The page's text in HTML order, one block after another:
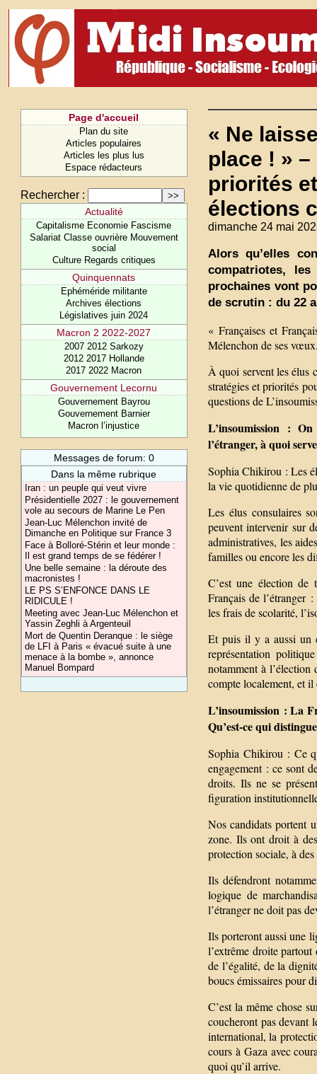
Page d'accueil
Plan du site
Articles populaires
Articles les plus lus
Espace rédacteurs
Rechercher :
Actualité
Capitalisme Economie Fascisme
Salariat Classe ouvrière Mouvement
social
Culture Regards critiques
Quinquennats
Ephéméride militante
Archives élections
Législatives juin 2024
Macron 2 2022-2027
2007 2012 Sarkozy
2012 2017 Hollande
2017 2022 Macron
Gouvernement Lecornu
Gouvernement Bayrou
Gouvernement Barnier
Macron l’injustice
Messages de forum: 0
Dans la même rubrique
Iran : un peuple qui veut vivre
Présidentielle 2027 : le gouvernement
vole au secours de Marine Le Pen
Jean-Luc Mélenchon invité de
Dimanche en Politique sur France 3
Face à Bolloré-Stérin et leur monde :
Il est grand temps de se fédérer !
Une belle semaine : la déroute des
macronistes !
LE PS S’ENFONCE DANS LE
RIDICULE !
Meeting avec Jean-Luc Mélenchon et
Yassin Zeghli à Argenteuil
Mort de Quentin Deranque : le siège
de LFI à Paris « évacué suite à une
menace à la bombe », annonce
Manuel Bompard
« Ne
place ! »
priorités
élections
dimanche 24 mai
Alors qu’elles
compatriotes,
prochaines vont
de scrutin : du 22
« Françaises et
Mélenchon de ses
À quoi servent les élus
stratégies et priorités
questions de
L’insoumission :
l’étranger, à quoi
Sophia Chikirou : Les
la vie quotidienne de
Les élus consulaires
peuvent intervenir sur
administratives, les
familles ou encore les
C’est une élection de
Français de l’étranger
les frais de scolarité,
Et puis il y a aussi un
représentation
notamment à l’élection
compte localement, et
L’insoumission : La
Qu’est-ce qui
Sophia Chikirou : Ce
engagement : ce sont
droits. Ils ne se
figuration
Nos candidats portent
zone. Ils ont droit à
protection sociale, à
Ils défendront
logique de
l’étranger ne doit pas
Ils porteront aussi une
l’extrême droite
de l’égalité, de la
boucs émissaires pour
C’est la même chose
coucheront pas devant
international, la
cours à Gaza avec
quoi qu’il arrive.